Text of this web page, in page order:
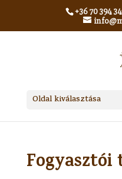
+36 70 394
Oldal kiválasztása